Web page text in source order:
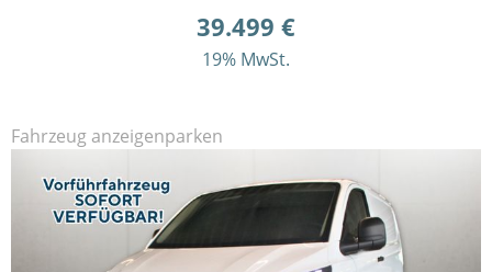
39.499 €
19% MwSt.
Fahrzeug anzeigenparken